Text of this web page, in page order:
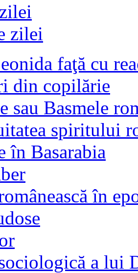
zilei
faţă cu
din copilărie
sau Basmele
spiritului
în Basarabia
în
a lui